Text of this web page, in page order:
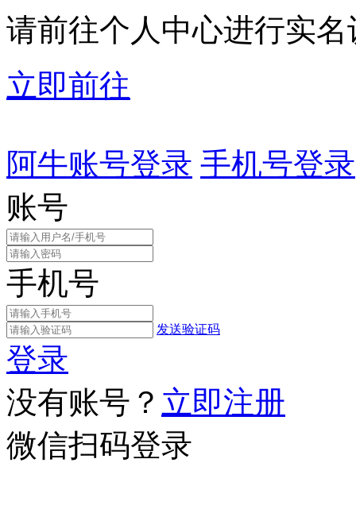
请前往个人中心进行实名
立即前往
阿牛账号登录 手机号登录
账号
手机号
发送验证码
登录
没有账号？ 立即注册
微信扫码登录